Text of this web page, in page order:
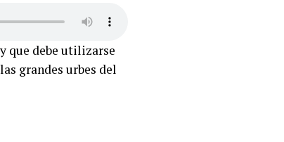
que debe utilizarse
grandes urbes del